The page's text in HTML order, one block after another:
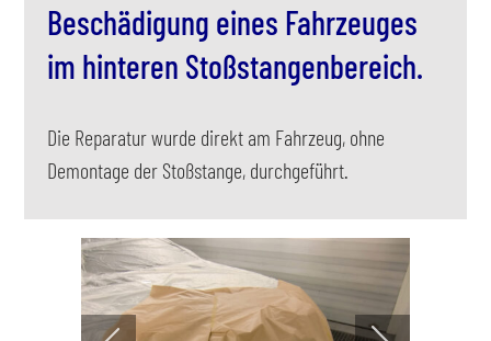
Beschädigung eines Fahrzeuges
im hinteren Stoßstangenbereich.
Die Reparatur wurde direkt am Fahrzeug, ohne
Demontage der Stoßstange, durchgeführt.